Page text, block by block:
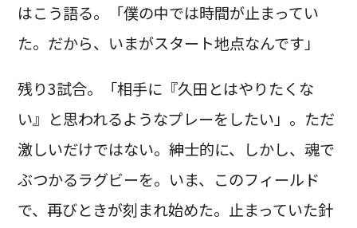
はこう語る。「僕の中では時間が止まってい
た。だから、いまがスタート地点なんです」
残り3試合。「相手に『久田とはやりたくな
い』と思われるようなプレーをしたい」。ただ
激しいだけではない。紳士的に、しかし、魂で
ぶつかるラグビーを。いま、このフィールド
で、再びときが刻まれ始めた。止まっていた針